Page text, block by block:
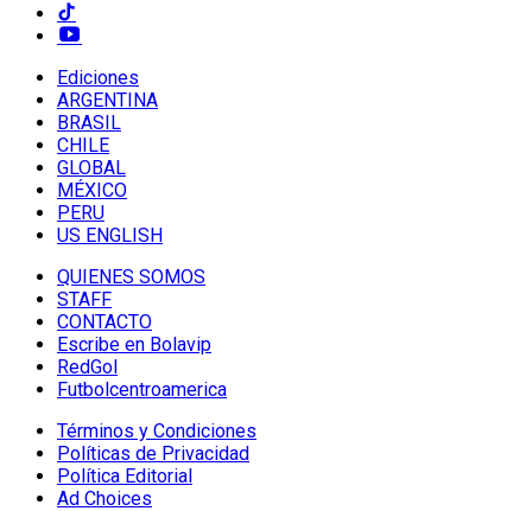
Ediciones
ARGENTINA
BRASIL
CHILE
GLOBAL
MÉXICO
PERU
US ENGLISH
QUIENES SOMOS
STAFF
CONTACTO
Escribe en Bolavip
RedGol
Futbolcentroamerica
Términos y Condiciones
Políticas de Privacidad
Política Editorial
Ad Choices